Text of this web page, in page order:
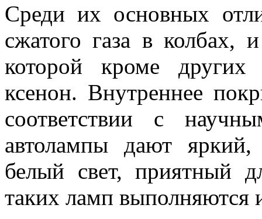
Среди их основных
сжатого газа в колбах,
которой кроме других
ксенон. Внутреннее
соответствии с
автолампы дают
белый свет, приятный
таких ламп выполняются